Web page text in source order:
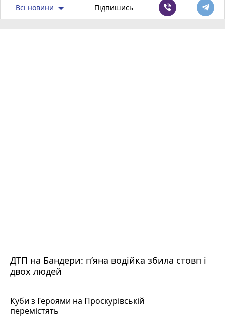
Всі новини Підпишись
ДТП на Бандери: пʼяна водійка збила стовп і
двох людей
Куби з Героями на Проскурівській
перемістять